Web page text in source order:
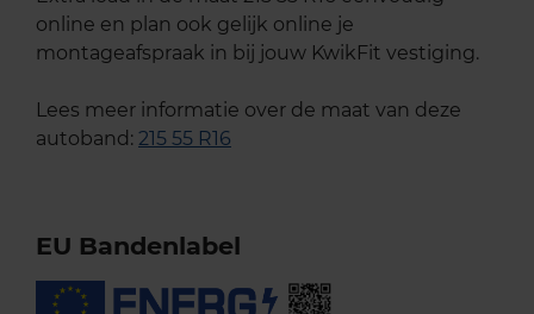
online en plan ook gelijk online je
montageafspraak in bij jouw KwikFit vestiging.
Lees meer informatie over de maat van deze
autoband: 215 55 R16
EU Bandenlabel